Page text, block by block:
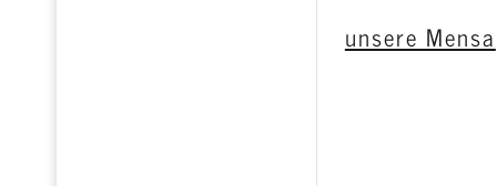
unsere Mensa